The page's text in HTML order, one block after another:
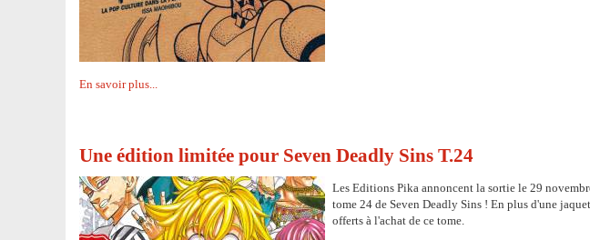
En savoir plus...
Une édition limitée pour Seven Deadly Sins T.24
Les Editions Pika annoncent la sortie le 29
tome 24 de Seven Deadly Sins ! En plus d'une
offerts à l'achat de ce tome.